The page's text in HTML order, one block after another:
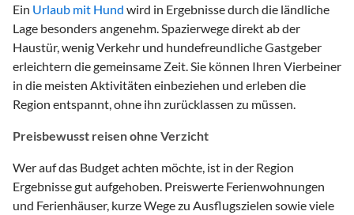
Ein Urlaub mit Hund wird in Ergebnisse durch die ländliche
Lage besonders angenehm. Spazierwege direkt ab der
Haustür, wenig Verkehr und hundefreundliche Gastgeber
erleichtern die gemeinsame Zeit. Sie können Ihren Vierbeiner
in die meisten Aktivitäten einbeziehen und erleben die
Region entspannt, ohne ihn zurücklassen zu müssen.
Preisbewusst reisen ohne Verzicht
Wer auf das Budget achten möchte, ist in der Region
Ergebnisse gut aufgehoben. Preiswerte Ferienwohnungen
und Ferienhäuser, kurze Wege zu Ausflugszielen sowie viele